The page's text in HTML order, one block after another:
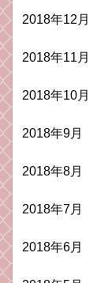
2018年12月
2018年11月
2018年10月
2018年9月
2018年8月
2018年7月
2018年6月